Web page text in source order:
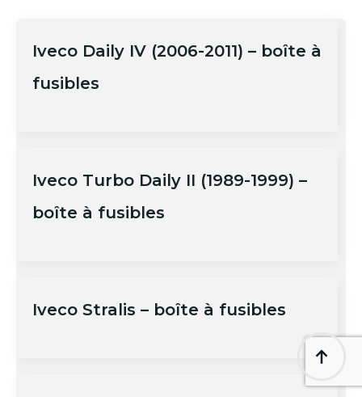
Iveco Daily IV (2006-2011) – boîte à
fusibles
Iveco Turbo Daily II (1989-1999) –
boîte à fusibles
Iveco Stralis – boîte à fusibles